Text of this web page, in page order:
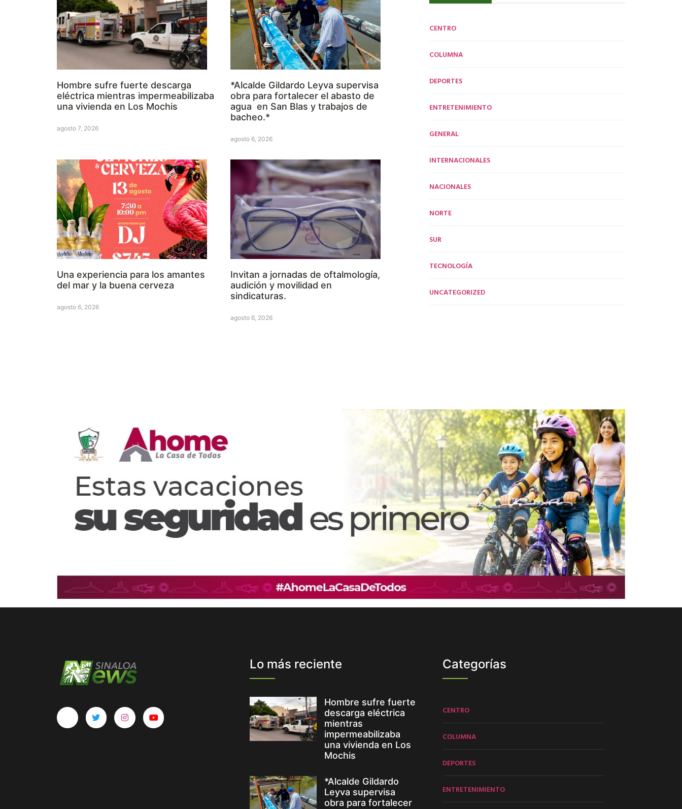
Hombre sufre fuerte descarga
eléctrica mientras impermeabilizaba
una vivienda en Los Mochis
agosto 7, 2026
*Alcalde Gildardo Leyva supervisa
obra para fortalecer el abasto de
agua en San Blas y trabajos de
bacheo.*
agosto 6, 2026
Una experiencia para los amantes
del mar y la buena cerveza
agosto 6, 2026
Invitan a jornadas de oftalmología,
audición y movilidad en
sindicaturas.
agosto 6, 2026
CENTRO
COLUMNA
DEPORTES
ENTRETENIMIENTO
GENERAL
INTERNACIONALES
NACIONALES
NORTE
SUR
TECNOLOGÍA
UNCATEGORIZED
Lo más reciente
Hombre sufre fuerte
descarga eléctrica
mientras
impermeabilizaba
una vivienda en Los
Mochis
*Alcalde Gildardo
Leyva supervisa
obra para fortalecer
Categorías
CENTRO
COLUMNA
DEPORTES
ENTRETENIMIENTO